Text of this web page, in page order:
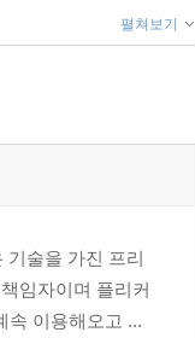
펼쳐보기
기술을 가진 프리
임자이며 플리커
속 이용해오고 ...